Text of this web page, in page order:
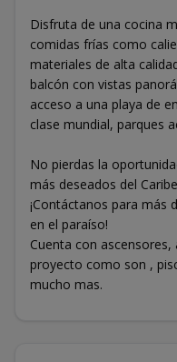
Disfruta de una cocina
comidas frías como
materiales de alta
balcón con vistas
acceso a una playa de
clase mundial, parques
No pierdas la
más deseados del
¡Contáctanos para más
en el paraíso!
Cuenta con
proyecto como son ,
mucho mas.